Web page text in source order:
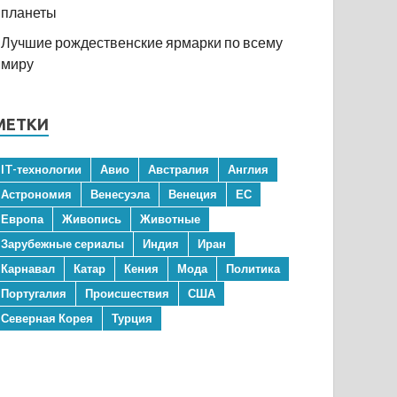
планеты
Лучшие рождественские ярмарки по всему
миру
IT-технологии Авио Австралия
Англия
Астрономия
Венесуэла Венеция
ЕС
Европа
Живопись
Животные
Зарубежные сериалы
Индия
Иран
Карнавал
Катар Кения Мода
Политика
Португалия
Происшествия
США
Северная Корея
Турция